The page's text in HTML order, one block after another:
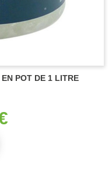
POT DE 1 LITRE